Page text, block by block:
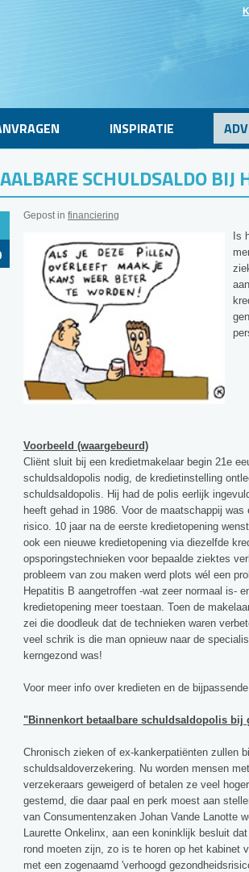
INSPIRATIE
SCHULDSALDO BIJ
Gepost in financiering
Is
Voorbeeld (waargebeurd)
Cliënt sluit bij een kredietmakelaar begin 21e
schuldsaldopolis nodig, de kredietinstelling
schuldsaldopolis. Hij had de polis eerlijk
heeft gehad in 1986. Voor de maatschappij
risico. 10 jaar na de eerste kredietopening
ook een nieuwe kredietopening via diezelfde
opsporingstechnieken voor bepaalde ziektes
probleem van zou maken werd plots wél een
Hepatitis B aangetroffen -wat zeer normaal is-
kredietopening meer toestaan. Toen de
zei die doodleuk dat de technieken waren
veel schrik is die man opnieuw naar de
kerngezond was!
Voor meer info over kredieten en de
"Binnenkort betaalbare schuldsaldopolis bij
Chronisch zieken of ex-kankerpatiënten zullen
schuldsaldoverzekering. Nu worden mensen
verzekeraars geweigerd of betalen ze veel
gestemd, die daar paal en perk moest aan
van Consumentenzaken Johan Vande Lanotte
Laurette Onkelinx, aan een koninklijk besluit
rond moeten zijn, zo is te horen op het kabinet
met een zogenaamd 'verhoogd